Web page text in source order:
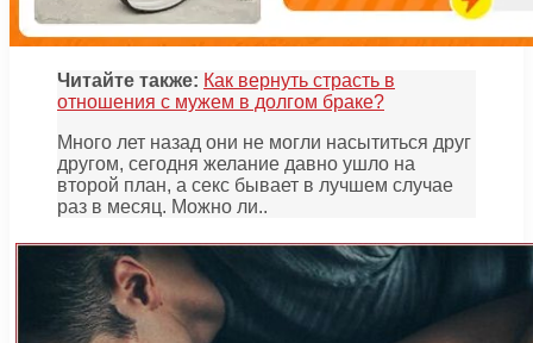
Читайте также: Как вернуть страсть в
отношения с мужем в долгом браке?
Много лет назад они не могли насытиться друг
другом, сегодня желание давно ушло на
второй план, а секс бывает в лучшем случае
раз в месяц. Можно ли..